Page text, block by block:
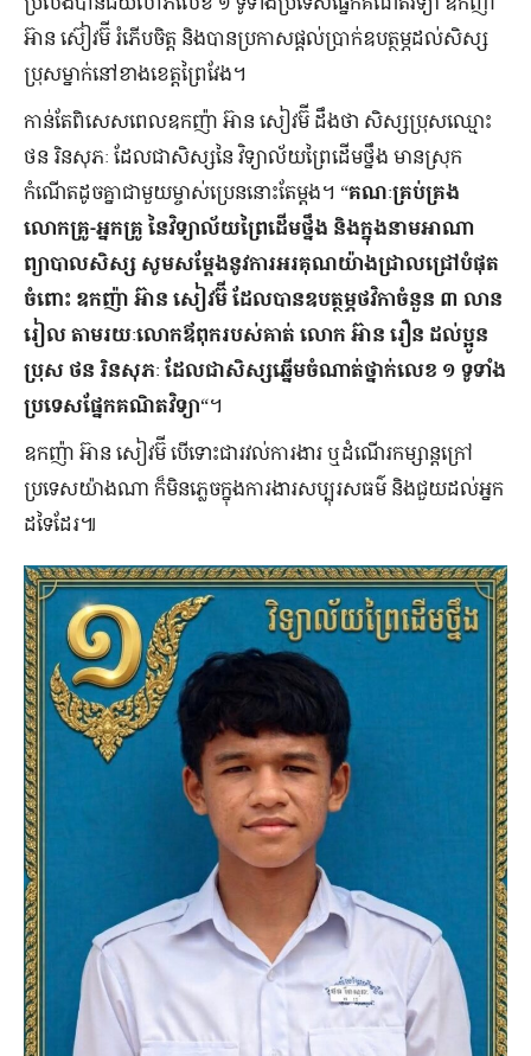
អ៊ាន ស៊ៀវម៊ី រំភើប​ចិត្ត និង​បាន​ប្រកាស​ផ្ដល់​ប្រាក់​ឧបត្ថម្ភ​ដល់​សិស្ស​
ប្រុស​ម្នាក់​នៅ​ខាង​ខេត្ត​ព្រៃវែង។
កាន់តែ​ពិសេស​ពេល​ឧកញ៉ា អ៊ាន សៀវម៊ី ដឹង​ថា សិស្ស​ប្រុស​ឈ្មោះ
ថន រិនសុភៈ ដែល​ជា​សិស្ស​នៃ​ វិទ្យាល័យ​ព្រៃដើមថ្នឹង មាន​ស្រុក​
កំណើត​ដូច​គ្នា​ជាមួយ​ម្ចាស់​ប្រេន​នោះ​តែម្ដង។ “គណៈ​គ្រប់គ្រង
លោកគ្រូ-អ្នកគ្រូ នៃ​វិទ្យាល័យ​ព្រៃ​ដើមថ្នឹង និង​ក្នុង​នាម​អាណា
ព្យាបាល​សិស្ស សូម​សម្ដែង​នូវ​ការ​អរគុណ​យ៉ាង​ជ្រាលជ្រៅ​បំផុត​
ចំពោះ ឧកញ៉ា អ៊ាន សៀវម៊ី ដែល​បាន​ឧបត្ថម្ភ​ថវិកា​ចំនួន ៣ លាន​
រៀល តាមរយៈ​លោក​ឪពុក​របស់​គាត់ លោក អ៊ាន រឿន ដល់​ប្អូន​
ប្រុស ថន រិនសុភៈ ដែល​ជា​សិស្ស​ឆ្នើម​ចំណាត់​ថ្នាក់​លេខ ១ ទូទាំង​
ប្រទេស​ផ្នែក​គណិតវិទ្យា“។
ឧកញ៉ា អ៊ាន សៀវម៊ី បើ​ទោះ​ជា​រវល់​ការងារ ឬ​ដំណើរ​កម្សាន្ត​ក្រៅ​
ប្រទេស​យ៉ាង​ណា ក៏​មិន​ភ្លេច​ក្នុង​ការងារ​សប្បុរសធម៌ និង​ជួយ​ដល់​អ្នក​
ដទៃ​ដែរ៕